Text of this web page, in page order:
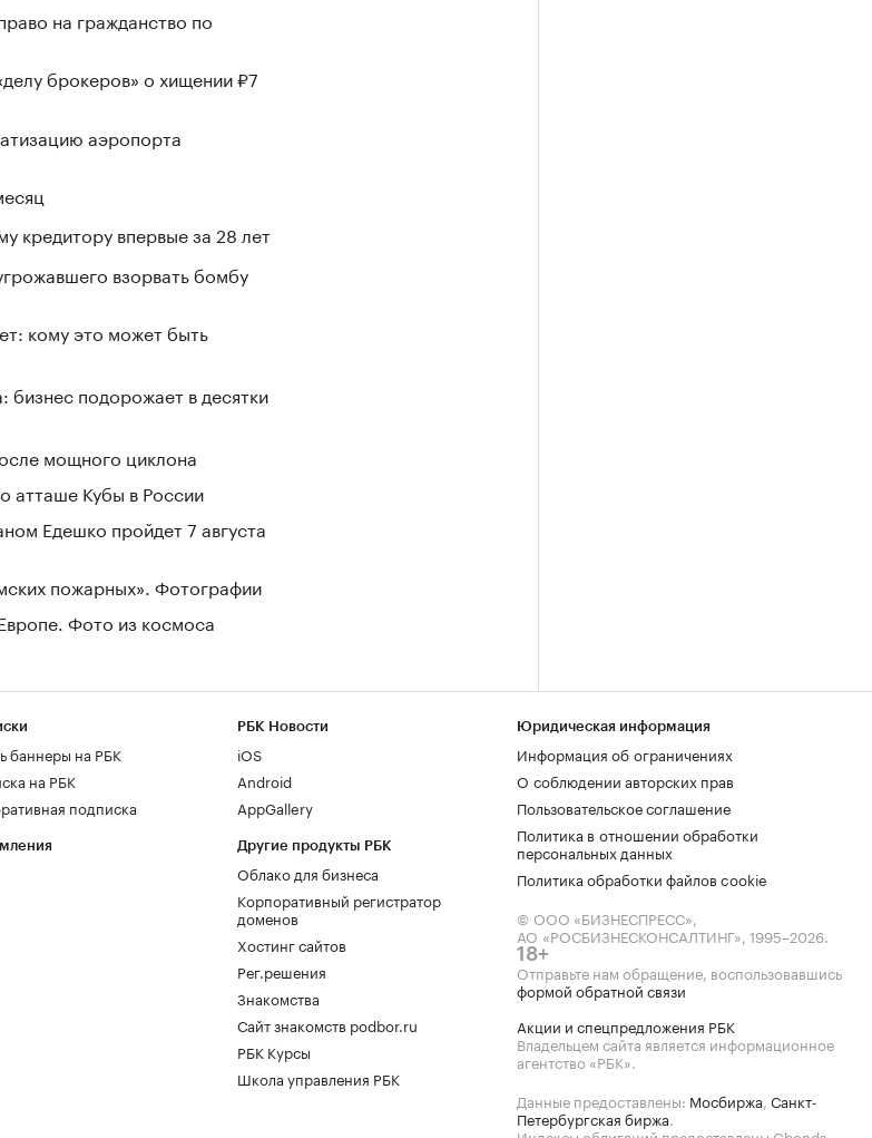
на гражданство по
брокеров» о хищении ₽7
аэропорта
кредитору впервые за 28 лет
взорвать бомбу
кому это может быть
подорожает в десятки
мощного циклона
атташе Кубы в России
Едешко пройдет 7 августа
пожарных». Фотографии
Фото из космоса
баннеры на РБК
на РБК
подписка
РБК Новости
iOS
Android
AppGallery
Другие продукты РБК
Облако для бизнеса
Корпоративный регистратор
доменов
Хостинг сайтов
Рег.решения
Знакомства
Сайт знакомств podbor.ru
РБК Курсы
Школа управления РБК
Юридическая информация
Информация об ограничениях
О соблюдении авторских прав
Пользовательское соглашение
Политика в отношении обработки
персональных данных
Политика обработки файлов cookie
© ООО «БИЗНЕСПРЕСС»,
АО «РОСБИЗНЕСКОНСАЛТИНГ», 1995–2026.
18+
Отправьте нам обращение, воспользовавшись
формой обратной связи
Акции и спецпредложения РБК
Владельцем сайта является информационное
агентство «РБК».
Данные предоставлены: Мосбиржа, Санкт-
Петербургская биржа.